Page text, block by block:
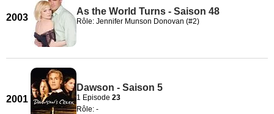
2003
As the World Turns - Saison 48
Rôle: Jennifer Munson Donovan (#2)
2001
Dawson - Saison 5
1 Episode 23
Rôle: -